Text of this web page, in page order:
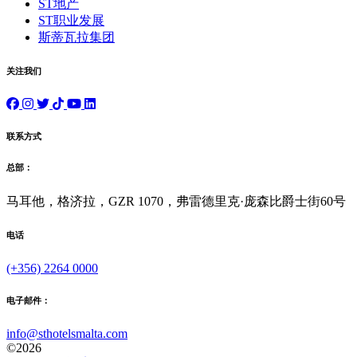
ST地产
ST职业发展
斯蒂瓦拉集团
关注我们
联系方式
总部：
马耳他，格济拉，GZR 1070，弗雷德里克·庞森比爵士街60号
电话
(+356) 2264 0000
电子邮件：
info@sthotelsmalta.com
©2026